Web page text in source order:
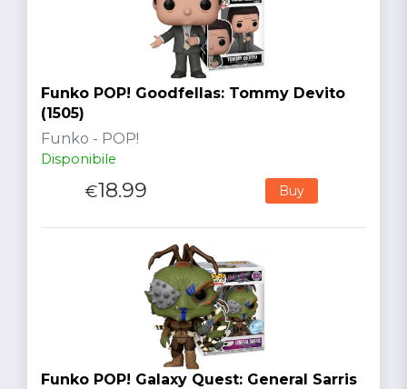
Funko POP! Goodfellas: Tommy Devito
(1505)
Funko - POP!
Disponibile
€18.99 Buy
Funko POP! Galaxy Quest: General Sarris